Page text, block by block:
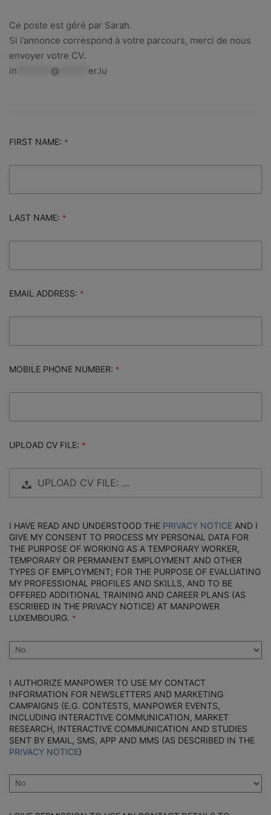
Ce poste est géré par Sarah.
Si l’annonce correspond à votre parcours, merci de nous
envoyer votre CV.
in
@ er.lu
FIRST NAME:
LAST NAME:
EMAIL ADDRESS:
MOBILE PHONE NUMBER:
UPLOAD CV FILE:
UPLOAD CV FILE: …
I HAVE READ AND UNDERSTOOD THE PRIVACY NOTICE AND I
GIVE MY CONSENT TO PROCESS MY PERSONAL DATA FOR
THE PURPOSE OF WORKING AS A TEMPORARY WORKER,
TEMPORARY OR PERMANENT EMPLOYMENT AND OTHER
TYPES OF EMPLOYMENT; FOR THE PURPOSE OF EVALUATING
MY PROFESSIONAL PROFILES AND SKILLS, AND TO BE
OFFERED ADDITIONAL TRAINING AND CAREER PLANS (AS
ESCRIBED IN THE PRIVACY NOTICE) AT MANPOWER
LUXEMBOURG.
I AUTHORIZE MANPOWER TO USE MY CONTACT
INFORMATION FOR NEWSLETTERS AND MARKETING
CAMPAIGNS (E.G. CONTESTS, MANPOWER EVENTS,
INCLUDING INTERACTIVE COMMUNICATION, MARKET
RESEARCH, INTERACTIVE COMMUNICATION AND STUDIES
SENT BY EMAIL, SMS, APP AND MMS (AS DESCRIBED IN THE
PRIVACY NOTICE)